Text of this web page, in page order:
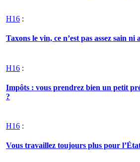
H16 :
Taxons le vin, ce n’est pas assez sain
H16 :
Impôts : vous prendrez bien un petit
?
H16 :
Vous travaillez toujours plus pour